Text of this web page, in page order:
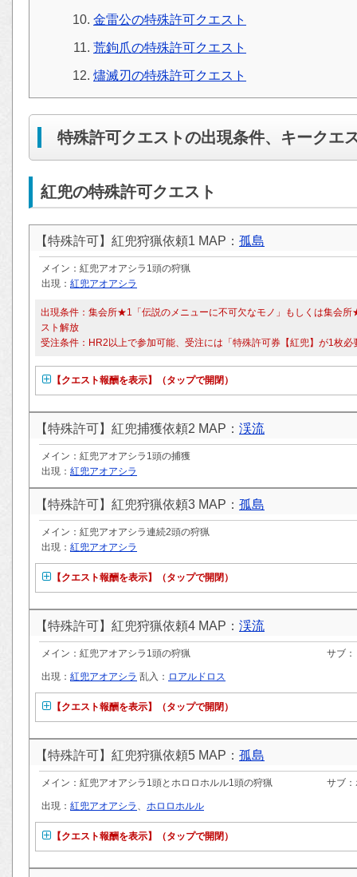
金雷公の特殊許可クエスト
荒鉤爪の特殊許可クエスト
燼滅刃の特殊許可クエスト
特殊許可クエストの出現条件、キークエ
紅兜の特殊許可クエスト
【特殊許可】紅兜狩猟依頼1 MAP： 孤島
メイン：紅兜アオアシラ1頭の狩猟
出現： 紅兜アオアシラ
出現条件：集会所★1「伝説のメニューに不可欠なモノ」もしくは集会
スト解放
受注条件：HR2以上で参加可能、受注には「特殊許可券【紅兜】が1枚必
【クエスト報酬を表示】（タップで開閉）
【特殊許可】紅兜捕獲依頼2 MAP： 渓流
メイン：紅兜アオアシラ1頭の捕獲
出現： 紅兜アオアシラ
【特殊許可】紅兜狩猟依頼3 MAP： 孤島
メイン：紅兜アオアシラ連続2頭の狩猟
出現： 紅兜アオアシラ
【クエスト報酬を表示】（タップで開閉）
【特殊許可】紅兜狩猟依頼4 MAP： 渓流
メイン：紅兜アオアシラ1頭の狩猟 サブ
出現： 紅兜アオアシラ 乱入： ロアルドロス
【クエスト報酬を表示】（タップで開閉）
【特殊許可】紅兜狩猟依頼5 MAP： 孤島
メイン：紅兜アオアシラ1頭とホロロホルル1頭の狩猟 サブ
出現： 紅兜アオアシラ 、 ホロロホルル
【クエスト報酬を表示】（タップで開閉）